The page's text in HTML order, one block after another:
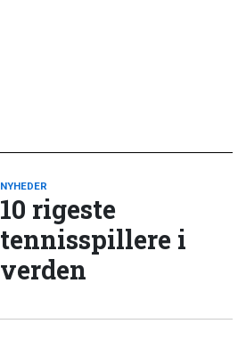
NYHEDER
10 rigeste
tennisspillere i
verden